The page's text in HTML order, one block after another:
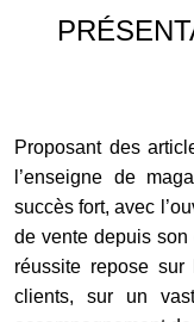
Proposant des
l’enseigne de
succès fort, avec
de vente depuis
réussite repose sur
clients, sur un